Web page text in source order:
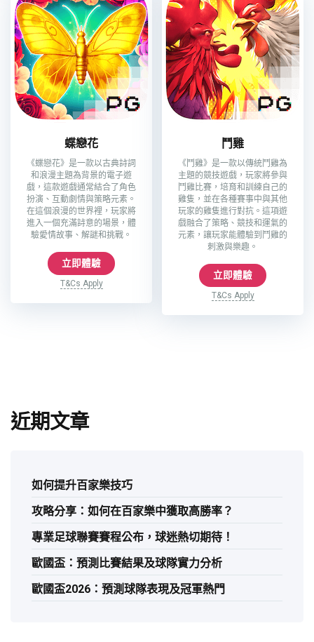
蝶戀花
《蝶戀花》是一款以古典詩詞
和浪漫主題為背景的電子遊
戲，這款遊戲通常結合了角色
扮演、互動劇情與策略元素。
在這個浪漫的世界裡，玩家將
進入一個充滿詩意的場景，體
驗愛情故事、解謎和挑戰。
立即體驗
T&Cs Apply
鬥雞
《鬥雞》是一款以傳統鬥雞為
主題的競技遊戲，玩家將參與
鬥雞比賽，培育和訓練自己的
雞隻，並在各種賽事中與其他
玩家的雞隻進行對抗。這項遊
戲融合了策略、競技和運氣的
元素，讓玩家能體驗到鬥雞的
刺激與樂趣。
立即體驗
T&Cs Apply
近期文章
如何提升百家樂技巧
攻略分享：如何在百家樂中獲取高勝率？
專業足球聯賽賽程公布，球迷熱切期待！
歐國盃：預測比賽結果及球隊實力分析
歐國盃2026：預測球隊表現及冠軍熱門